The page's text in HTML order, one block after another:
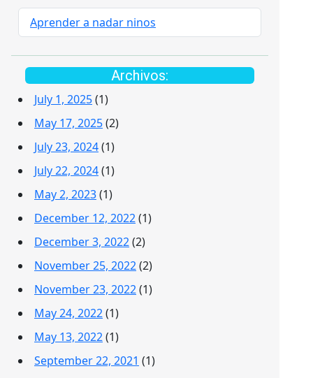
Aprender a nadar ninos
Archivos:
July 1, 2025(1)
May 17, 2025(2)
July 23, 2024(1)
July 22, 2024(1)
May 2, 2023(1)
December 12, 2022(1)
December 3, 2022(2)
November 25, 2022(2)
November 23, 2022(1)
May 24, 2022(1)
May 13, 2022(1)
September 22, 2021 (1)